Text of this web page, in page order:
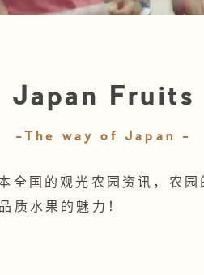
Japan Fruits
-The way of Japan -
国的观光农园资讯，农园
质水果的魅力！